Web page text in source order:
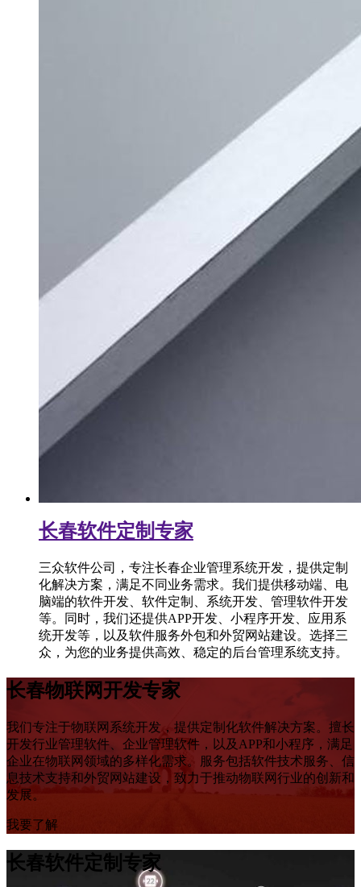
长春软件定制专家
三众软件公司，专注长春企业管理系统开发，提供定制
化解决方案，满足不同业务需求。我们提供移动端、电
脑端的软件开发、软件定制、系统开发、管理软件开发
等。同时，我们还提供APP开发、小程序开发、应用系
统开发等，以及软件服务外包和外贸网站建设。选择三
众，为您的业务提供高效、稳定的后台管理系统支持。
长春物联网开发专家
我们专注于物联网系统开发，提供定制化软件解决方案。擅长
开发行业管理软件、企业管理软件，以及APP和小程序，满足
企业在物联网领域的多样化需求。服务包括软件技术服务、信
息技术支持和外贸网站建设，致力于推动物联网行业的创新和
发展。
我要了解
长春软件定制专家